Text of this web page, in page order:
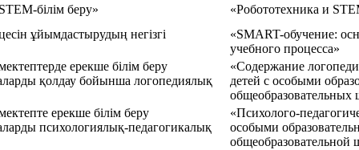
білім беру»
«Робототехника и
ұйымдастырудың негізгі
«SMART-обучение:
учебного процесса»
ерекше білім беру
қолдау бойынша логопедиялық
«Содержание
детей с особыми
общеобразовательных
ерекше білім беру
психологиялық-педагогикалық
«Психолого-
особыми
общеобразовательной